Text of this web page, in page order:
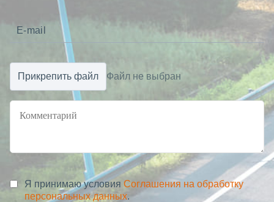
Прикрепить файл Файл не выбран
Я принимаю условия Соглашения на обработку
персональных данных.